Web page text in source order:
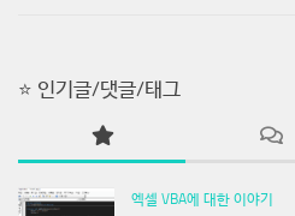
⭐ 인기글/댓글/태그
엑셀 VBA에 대한 이야기